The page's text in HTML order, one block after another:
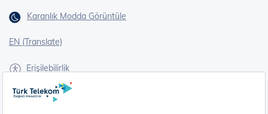
Karanlık Modda Görüntüle
EN (Translate)
Erişilebilirlik
İşaret Dili Çevirisi